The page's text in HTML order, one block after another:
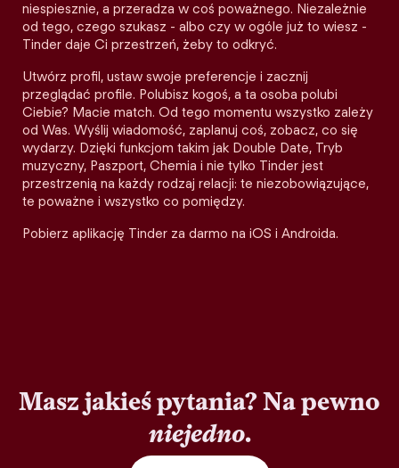
niespiesznie, a przeradza w coś poważnego. Niezależnie
od tego, czego szukasz - albo czy w ogóle już to wiesz -
Tinder daje Ci przestrzeń, żeby to odkryć.
Utwórz profil, ustaw swoje preferencje i zacznij
przeglądać profile. Polubisz kogoś, a ta osoba polubi
Ciebie? Macie match. Od tego momentu wszystko zależy
od Was. Wyślij wiadomość, zaplanuj coś, zobacz, co się
wydarzy. Dzięki funkcjom takim jak Double Date, Tryb
muzyczny, Paszport, Chemia i nie tylko Tinder jest
przestrzenią na każdy rodzaj relacji: te niezobowiązujące,
te poważne i wszystko co pomiędzy.
Pobierz aplikację Tinder za darmo na iOS i Androida.
Masz jakieś pytania? Na pewno
niejedno.